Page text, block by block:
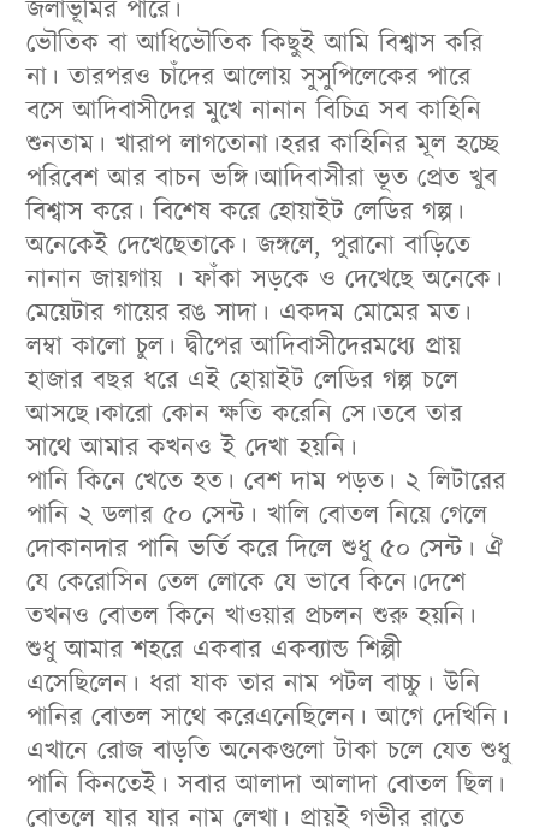
জলাভূমির পারে।
ভৌতিক বা আধিভৌতিক কিছুই আমি বিশ্বাস করি
না। তারপরও চাঁদের আলোয় সুসুপিলেকের পারে
বসে আদিবাসীদের মুখে নানান বিচিত্র সব কাহিনি
শুনতাম। খারাপ লাগতোনা।হরর কাহিনির মূল হচ্ছে
পরিবেশ আর বাচন ভঙ্গি।আদিবাসীরা ভূত প্রেত খুব
বিশ্বাস করে। বিশেষ করে হোয়াইট লেডির গল্প।
অনেকেই দেখেছেতাকে। জঙ্গলে, পুরানো বাড়িতে
নানান জায়গায় । ফাঁকা সড়কে ও দেখেছে অনেকে।
মেয়েটার গায়ের রঙ সাদা। একদম মোমের মত।
লম্বা কালো চুল। দ্বীপের আদিবাসীদেরমধ্যে প্রায়
হাজার বছর ধরে এই হোয়াইট লেডির গল্প চলে
আসছে।কারো কোন ক্ষতি করেনি সে।তবে তার
সাথে আমার কখনও ই দেখা হয়নি।
পানি কিনে খেতে হত। বেশ দাম পড়ত। ২ লিটারের
পানি ২ ডলার ৫০ সেন্ট। খালি বোতল নিয়ে গেলে
দোকানদার পানি ভর্তি করে দিলে শুধু ৫০ সেন্ট। ঐ
যে কেরোসিন তেল লোকে যে ভাবে কিনে।দেশে
তখনও বোতল কিনে খাওয়ার প্রচলন শুরু হয়নি।
শুধু আমার শহরে একবার একব্যান্ড শিল্পী
এসেছিলেন। ধরা যাক তার নাম পটল বাচ্চু। উনি
পানির বোতল সাথে করেএনেছিলেন। আগে দেখিনি।
এখানে রোজ বাড়তি অনেকগুলো টাকা চলে যেত শুধু
পানি কিনতেই। সবার আলাদা আলাদা বোতল ছিল।
বোতলে যার যার নাম লেখা। প্রায়ই গভীর রাতে